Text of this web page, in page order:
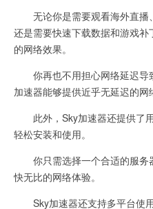
无论你是需要观看海外直播
还是需要快速下载数据和游戏
的网络效果。
你再也不用担心网络延迟导
加速器能够提供近乎无延迟的网
此外，Sky加速器还提供了
轻松安装和使用。
你只需选择一个合适的服务
快无比的网络体验。
Sky加速器还支持多平台使